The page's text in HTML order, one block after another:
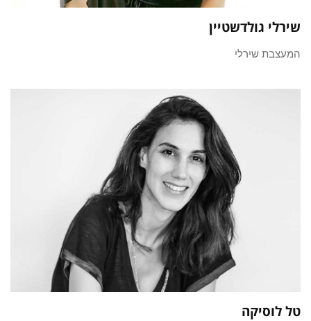
שירלי גולדשטיין
המעצבת שירלי
טל לוסיקה